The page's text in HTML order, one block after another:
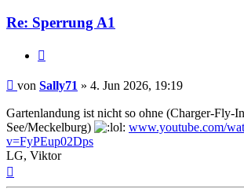
Re: Sperrung A1
Beitrag
von Sally71 » 4. Jun 2026, 19:19
Gartenlandung ist nicht so ohne (Charger-Fly-
See/Meckelburg)
www.youtube.com/
v=FyPEup02Dps
LG, Viktor